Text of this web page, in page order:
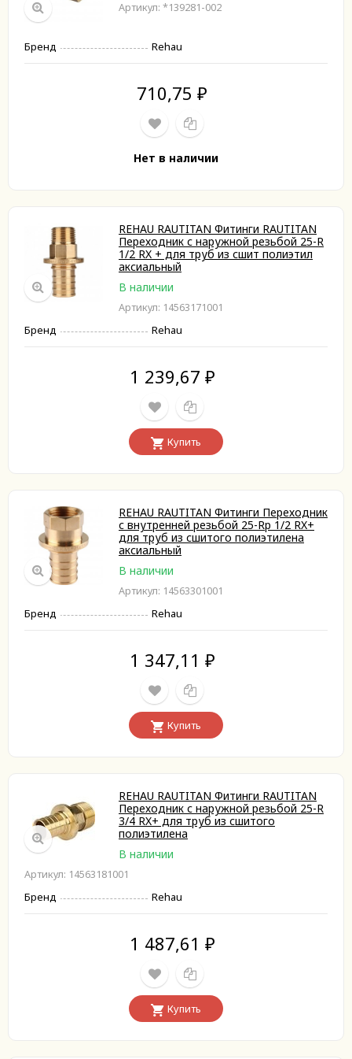
Артикул: *139281-002
Бренд Rehau
710,75 ₽
Нет в наличии
REHAU RAUTITAN Фитинги RAUTITAN
Переходник с наружной резьбой 25-R
1/2 RX + для труб из сшит полиэтил
аксиальный
В наличии
Артикул: 14563171001
Бренд Rehau
1 239,67 ₽
Купить
REHAU RAUTITAN Фитинги Переходник
с внутренней резьбой 25-Rp 1/2 RX+
для труб из сшитого полиэтилена
аксиальный
В наличии
Артикул: 14563301001
Бренд Rehau
1 347,11 ₽
Купить
REHAU RAUTITAN Фитинги RAUTITAN
Переходник с наружной резьбой 25-R
3/4 RX+ для труб из сшитого
полиэтилена
В наличии
Артикул: 14563181001
Бренд Rehau
1 487,61 ₽
Купить